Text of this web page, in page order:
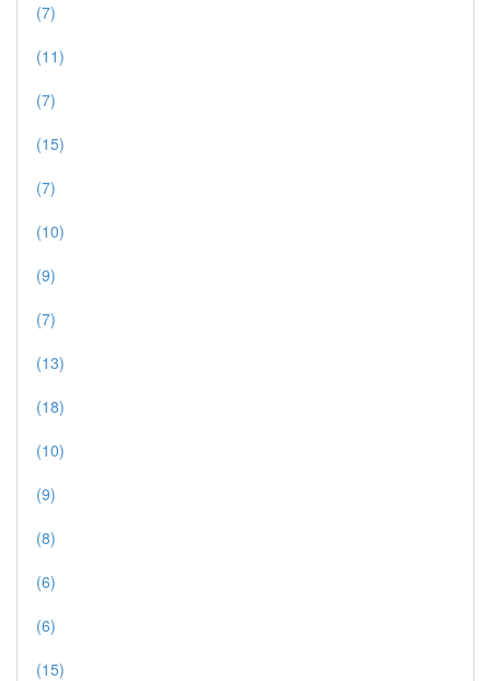
(7)
(11)
(7)
(15)
(7)
(10)
(9)
(7)
(13)
(18)
(10)
(9)
(8)
(6)
(6)
(15)